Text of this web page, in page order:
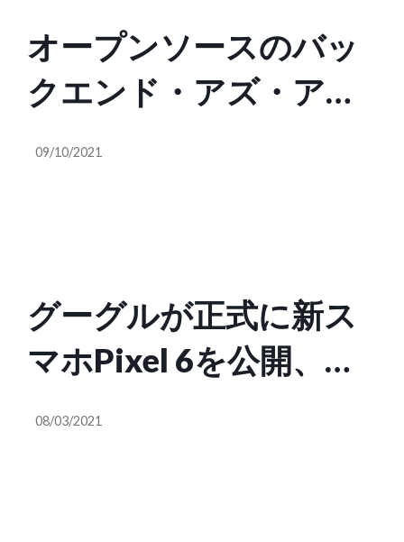
オープンソースのバッ
クエンド・アズ・ア・
サービスSupabaseが約
09/10/2021
グーグルが正式に新ス
マホPixel 6を公開、専
用チップにTnsorを搭載
08/03/2021